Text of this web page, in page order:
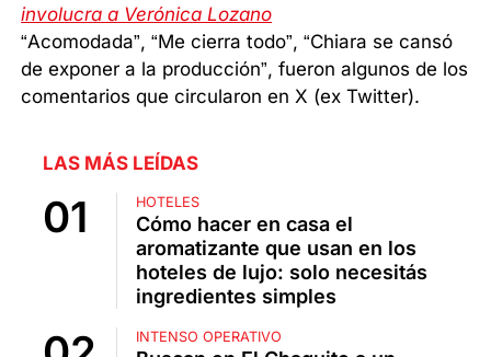
involucra a Verónica Lozano
“Acomodada”, “Me cierra todo”, “Chiara se cansó
de exponer a la producción”, fueron algunos de los
comentarios que circularon en X (ex Twitter).
LAS MÁS LEÍDAS
HOTELES
Cómo hacer en casa el
aromatizante que usan en los
hoteles de lujo: solo necesitás
ingredientes simples
INTENSO OPERATIVO